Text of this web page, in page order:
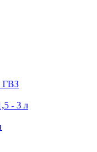
ГВЗ
- 3 л